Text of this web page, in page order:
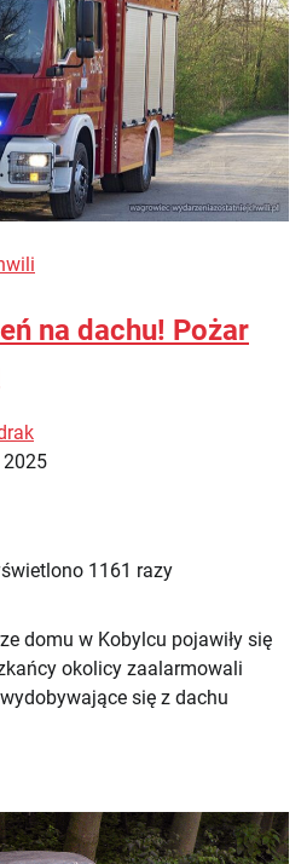
na dachu! Pożar
1161 razy
domu w Kobylcu pojawiły się
okolicy zaalarmowali
się z dachu